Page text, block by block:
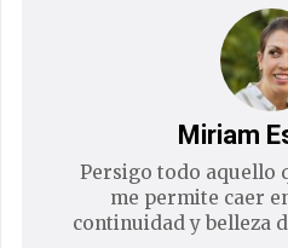
Miriam
Persigo todo aquello
me permite caer
continuidad y belleza